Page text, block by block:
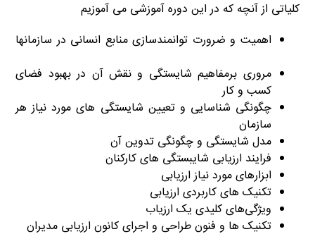
کلیاتی از آنچه که در این دوره آموزشی می آموزیم
اهمیت و ضرورت توانمندسازی منابع انسانی در سازمانها
مروری برمفاهیم شایستگی و نقش آن در بهبود فضای
کسب و کار
چگونگی شناسایی و تعیین شایستگی های مورد نیاز هر
سازمان
مدل شایستگی و چگونگی تدوین آن
فرایند ارزیابی شایبستگی های کارکنان
ابزارهای مورد نیاز ارزیابی
تکنیک های کاربردی ارزیابی
ویژگی‌های کلیدی یک ارزیاب
تکنیک ها و فنون طراحی و اجرای کانون ارزیابی مدیران